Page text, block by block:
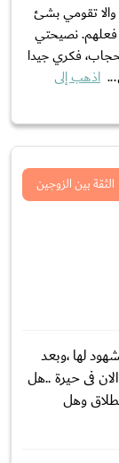
والا تقومي بشئ
فعلهم. نصيحتي
فكري جيدا
اذهب إلى
الثقة بين الزوجين
لها ،وبعد
فى حيرة ..هل
وهل